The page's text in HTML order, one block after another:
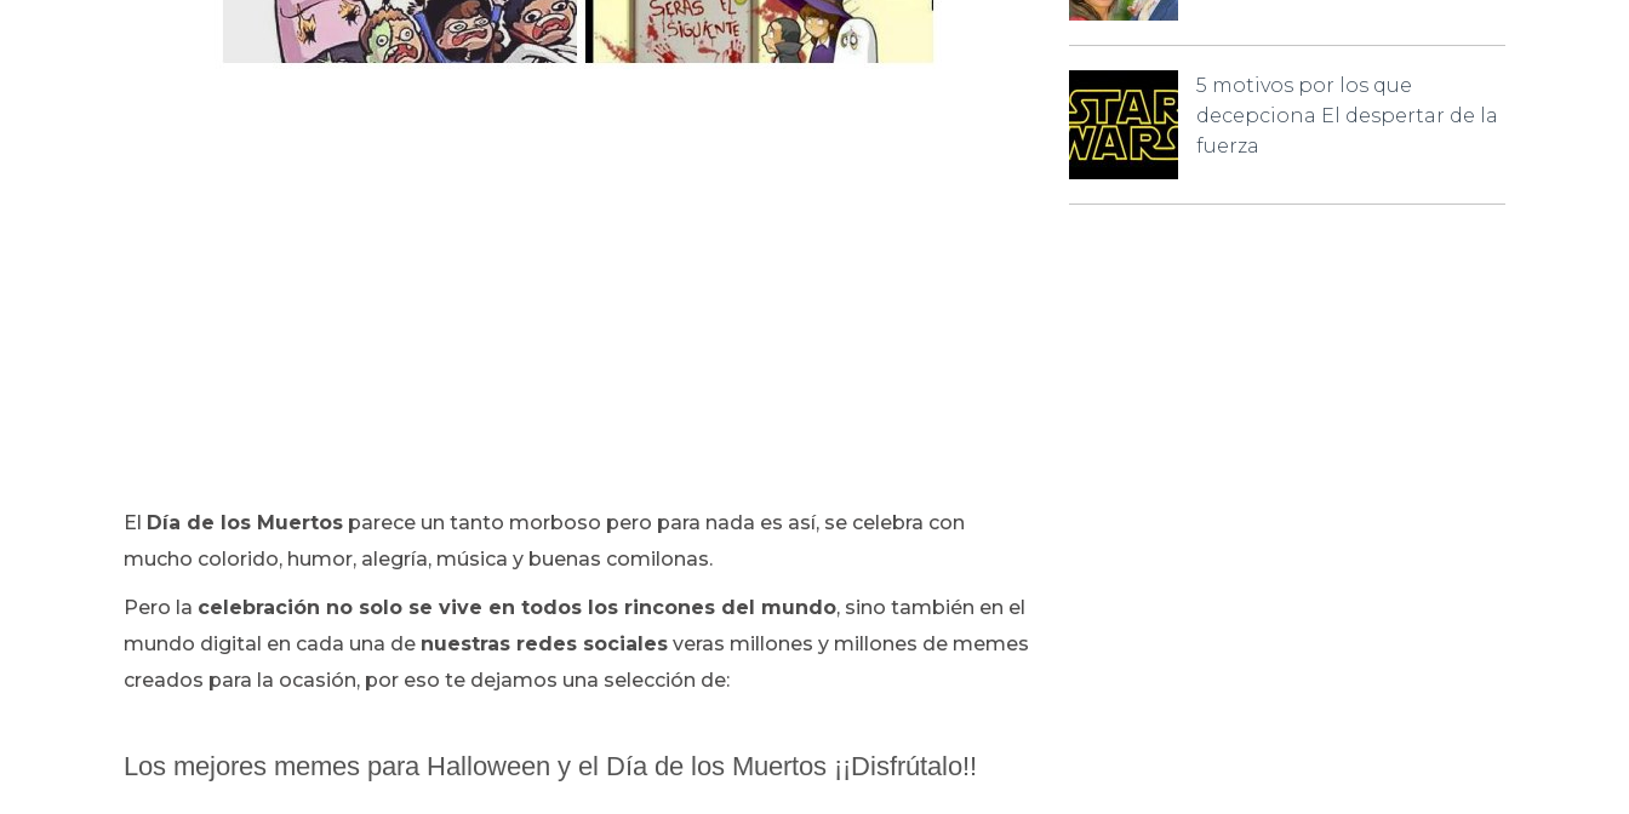
El Día de los Muertos parece un tanto morboso pero para nada es así, se celebra con
mucho colorido, humor, alegría, música y buenas comilonas.
Pero la celebración no solo se vive en todos los rincones del mundo, sino también en el
mundo digital en cada una de nuestras redes sociales veras millones y millones de memes
creados para la ocasión, por eso te dejamos una selección de:
Los mejores memes para Halloween y el Día de los Muertos ¡¡Disfrútalo!!
5 motivos por los que
decepciona El despertar de la
fuerza